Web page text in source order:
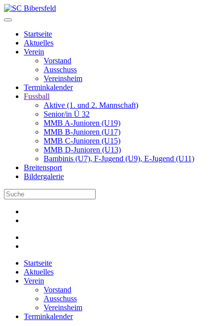
Startseite
Aktuelles
Verein
Vorstand
Ausschuss
Vereinsheim
Terminkalender
Fussball
Aktive (1. und 2. Mannschaft)
Senior/in Ü 32
MMB A-Junioren (U19)
MMB B-Junioren (U17)
MMB C-Junioren (U15)
MMB D-Junioren (U13)
Bambinis (U7), F-Jugend (U9), E-Jugend (U11)
Breitensport
Bildergalerie
Startseite
Aktuelles
Verein
Vorstand
Ausschuss
Vereinsheim
Terminkalender